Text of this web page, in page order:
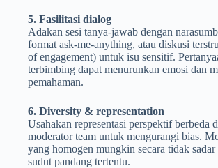
5. Fasilitasi dialog
Adakan sesi tanya-jawab dengan
format ask-me-anything, atau diskusi
of engagement) untuk isu sensitif.
terbimbing dapat menurunkan emosi dan
pemahaman.
6. Diversity & representation
Usahakan representasi perspektif berbeda
moderator team untuk mengurangi bias.
yang homogen mungkin secara tidak sadar
sudut pandang tertentu.